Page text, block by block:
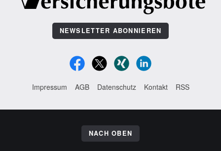
NEWSLETTER ABONNIEREN
Impressum AGB Datenschutz Kontakt RSS
NACH OBEN